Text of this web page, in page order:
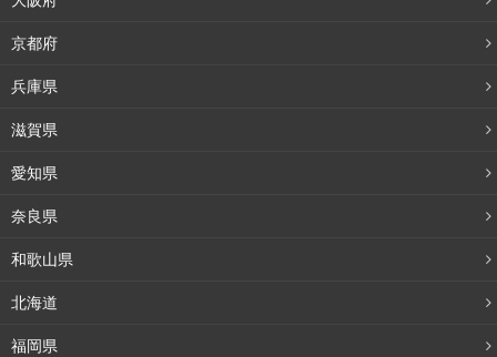
クリームシャンプーは、頭皮の乾燥を防いでくれます。
ます。
す。クリームシャンプーであれば、合成界面活性剤が入っ
ていないので、皮脂を奪いすぎず、潤った頭皮をキープし
頭皮マッサージになって血行がよくなる
京都府
兵庫県
滋賀県
愛知県
奈良県
和歌山県
北海道
福岡県